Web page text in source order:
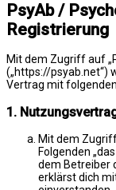
PsyAb /
Registrierung
Mit dem Zugriff auf
(„https://psyab.net“)
Vertrag mit
1.
Mit dem
Folgenden
dem Betreiber
erklärst dich